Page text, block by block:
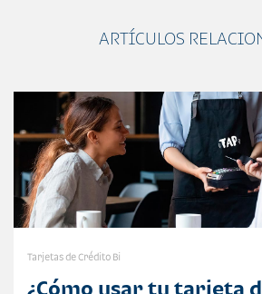
ARTÍCULOS
Tarjetas de Crédito Bi
¿Cómo usar tu tarjeta